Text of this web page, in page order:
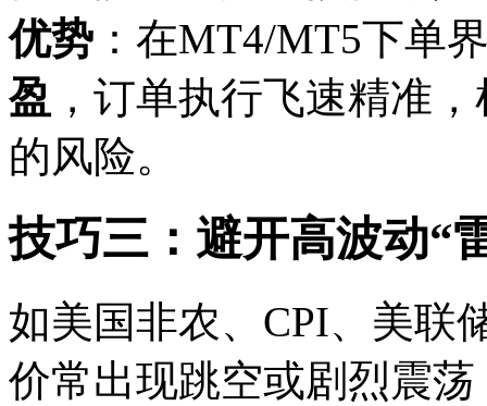
优势 ：在MT4/MT5下单
盈 ，订单执行飞速精准
的风险。
技巧三：避开高波动“
如美国非农、CPI、美联
价常出现跳空或剧烈震